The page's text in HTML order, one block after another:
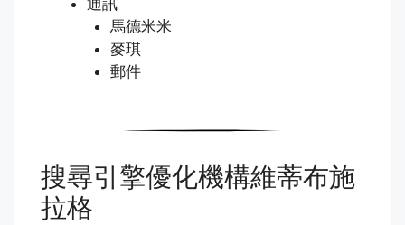
馬德米米
麥琪
郵件
搜尋引擎優化機構維蒂布施
拉格